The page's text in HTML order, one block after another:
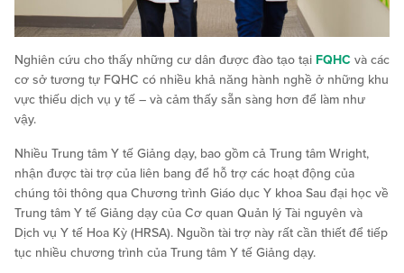
Nghiên cứu cho thấy những cư dân được đào tạo tại FQHC và các
cơ sở tương tự FQHC có nhiều khả năng hành nghề ở những khu
vực thiếu dịch vụ y tế – và cảm thấy sẵn sàng hơn để làm như
vậy.
Nhiều Trung tâm Y tế Giảng dạy, bao gồm cả Trung tâm Wright,
nhận được tài trợ của liên bang để hỗ trợ các hoạt động của
chúng tôi thông qua Chương trình Giáo dục Y khoa Sau đại học về
Trung tâm Y tế Giảng dạy của Cơ quan Quản lý Tài nguyên và
Dịch vụ Y tế Hoa Kỳ (HRSA). Nguồn tài trợ này rất cần thiết để tiếp
tục nhiều chương trình của Trung tâm Y tế Giảng dạy.